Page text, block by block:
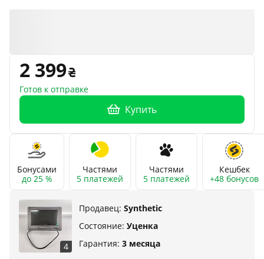
2 399
Готов к отправке
Купить
Бонусами
до 25 %
Частями
5 платежей
Частями
5 платежей
Кешбек
+48 бонусов
4
Продавец: Synthetic
Состояние: Уценка
Гарантия: 3 месяца